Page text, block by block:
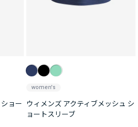
ョー
women's
ウィメンズ アクティブメッシュ シ
ョートスリーブ